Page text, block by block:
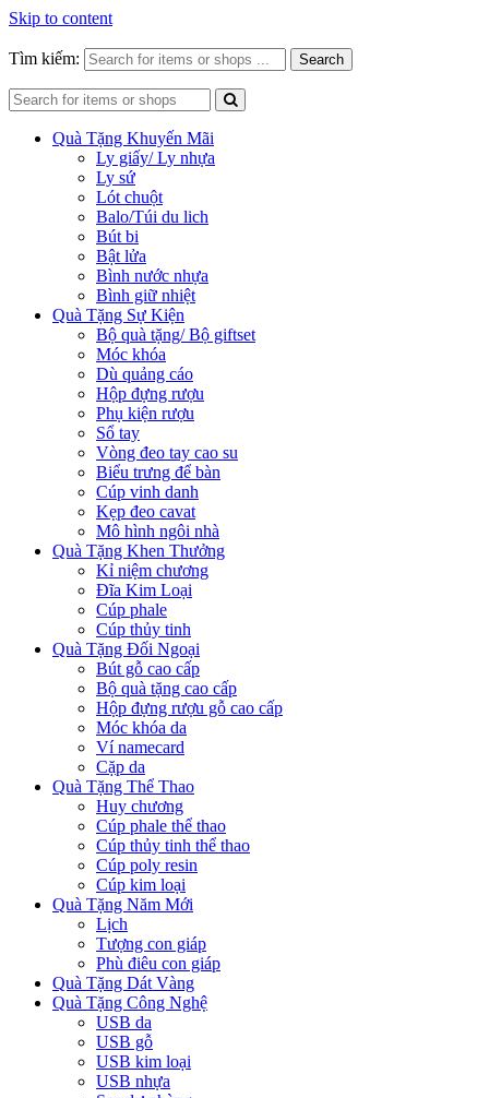
Skip to content
Tìm kiếm: Search
Quà Tặng Khuyến Mãi
Ly giấy/ Ly nhựa
Ly sứ
Lót chuột
Balo/Túi du lich
Bút bi
Bật lửa
Bình nước nhựa
Bình giữ nhiệt
Quà Tặng Sự Kiện
Bộ quà tặng/ Bộ giftset
Móc khóa
Dù quảng cáo
Hộp đựng rượu
Phụ kiện rượu
Sổ tay
Vòng đeo tay cao su
Biểu trưng để bàn
Cúp vinh danh
Kẹp đeo cavat
Mô hình ngôi nhà
Quà Tặng Khen Thưởng
Kỉ niệm chương
Đĩa Kim Loại
Cúp phale
Cúp thủy tinh
Quà Tặng Đối Ngoại
Bút gỗ cao cấp
Bộ quà tặng cao cấp
Hộp đựng rượu gỗ cao cấp
Móc khóa da
Ví namecard
Cặp da
Quà Tặng Thể Thao
Huy chương
Cúp phale thể thao
Cúp thủy tinh thể thao
Cúp poly resin
Cúp kim loại
Quà Tặng Năm Mới
Lịch
Tượng con giáp
Phù điêu con giáp
Quà Tặng Dát Vàng
Quà Tặng Công Nghệ
USB da
USB gỗ
USB kim loại
USB nhựa